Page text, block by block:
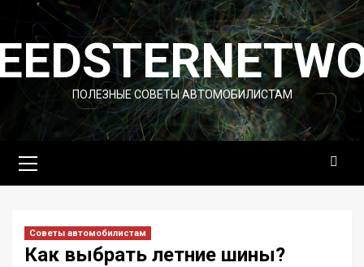
Перейти
содержимому
ПОЛЕЗНЫЕ СОВЕТЫ АВТОМОБИЛИСТАМ
меню
Советы автомобилистам
Как выбрать летние шины?